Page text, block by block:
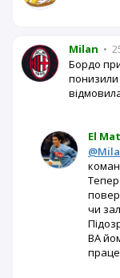
Milan •
Бордо
понизили
El
Тепер
чи
ВА